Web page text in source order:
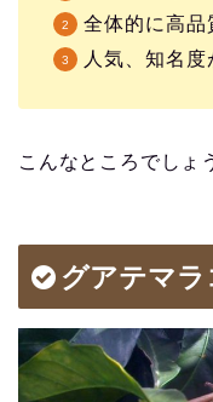
全体的に高品
人気、知名度
こんなところでしょ
グアテマ